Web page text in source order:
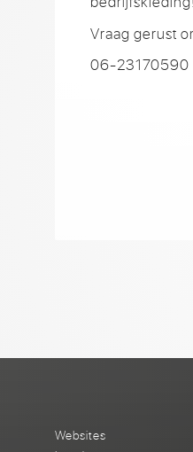
Vraag gerust
06-23170590
Websites